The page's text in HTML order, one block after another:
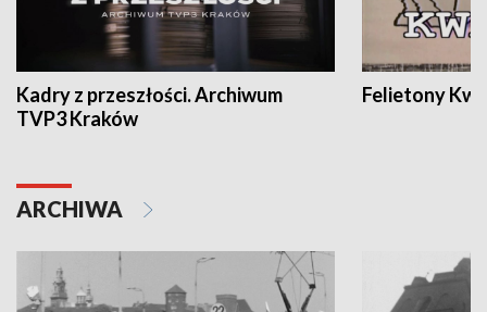
Kadry z przeszłości. Archiwum
TVP3 Kraków
Felietony
ARCHIWA